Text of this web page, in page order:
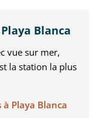
Blanca
vue sur mer,
la station la plus
Playa Blanca